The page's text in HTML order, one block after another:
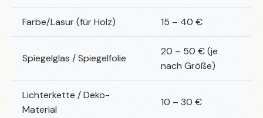
Farbe/Lasur (für Holz) 15 – 40 €
Spiegelglas / Spiegelfolie
20 – 50 € (je
nach Größe)
Lichterkette / Deko-
Material
10 – 30 €